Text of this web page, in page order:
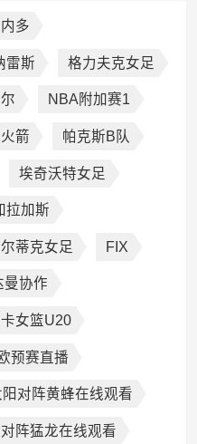
多
雷斯 格力夫克女足
NBA附加赛1
箭 帕克斯B队
埃奇沃特女足
拉加斯
蒂克女足 FIX
曼协作
女篮U20
预赛直播
阳对阵黄蜂在线观看
阵猛龙在线观看